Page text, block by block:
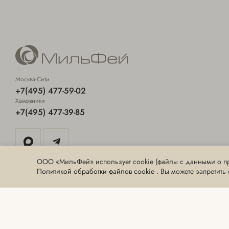
Москва-Сити
+7(495) 477-59-02
Хамовники
+7(495) 477-39-85
ООО «МильФей» использует cookie (файлы с данными о
Политикой обработки файлов cookie . Вы можете